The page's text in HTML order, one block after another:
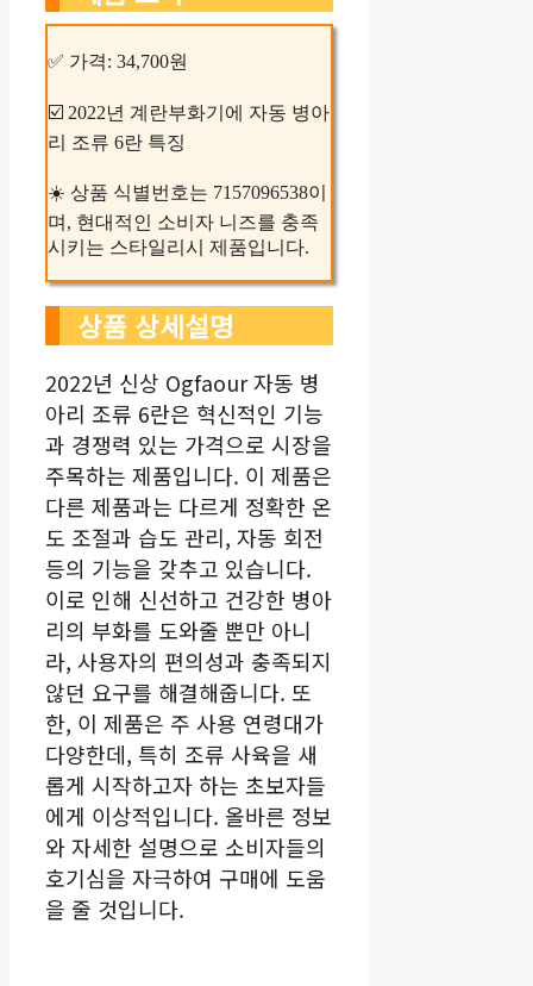
✅ 가격: 34,700원
☑️ 2022년 계란부화기에 자동 병아
리 조류 6란 특징
☀️ 상품 식별번호는 7157096538이
며, 현대적인 소비자 니즈를 충족
시키는 스타일리시 제품입니다.
상품 상세설명
2022년 신상 Ogfaour 자동 병
아리 조류 6란은 혁신적인 기능
과 경쟁력 있는 가격으로 시장을
주목하는 제품입니다. 이 제품은
다른 제품과는 다르게 정확한 온
도 조절과 습도 관리, 자동 회전
등의 기능을 갖추고 있습니다.
이로 인해 신선하고 건강한 병아
리의 부화를 도와줄 뿐만 아니
라, 사용자의 편의성과 충족되지
않던 요구를 해결해줍니다. 또
한, 이 제품은 주 사용 연령대가
다양한데, 특히 조류 사육을 새
롭게 시작하고자 하는 초보자들
에게 이상적입니다. 올바른 정보
와 자세한 설명으로 소비자들의
호기심을 자극하여 구매에 도움
을 줄 것입니다.